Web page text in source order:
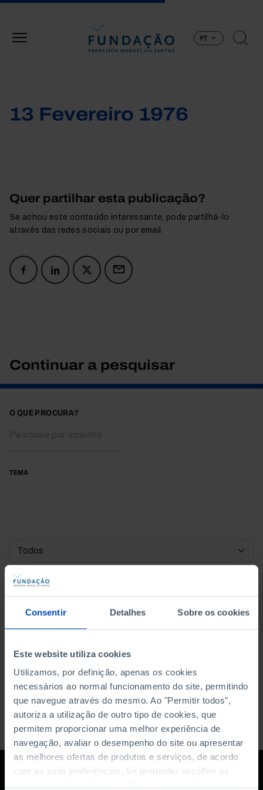
Consentir Detalhes Sobre os cookies
Este website utiliza cookies
Utilizamos, por definição, apenas os cookies
necessários ao normal funcionamento do site, permitindo
que navegue através do mesmo. Ao "Permitir todos",
autoriza a utilização de outro tipo de cookies, que
permitem proporcionar uma melhor experiência de
navegação, avaliar o desempenho do site ou apresentar
as melhores ofertas de produtos e serviços, de acordo
com as suas preferências. Se pretender escolher os
PT
13 Fevereiro 1976
Quer partilhar esta publicação?
Se achou este conteúdo interessante, pode partilhá-lo
através das redes sociais ou por email.
Continuar a pesquisar
O QUE PROCURA?
TEMA
DATA DE INÍCIO
DATA DE FIM